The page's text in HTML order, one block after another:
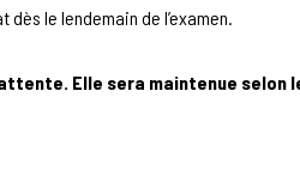
dès le lendemain de l’examen.
Elle sera maintenue selon